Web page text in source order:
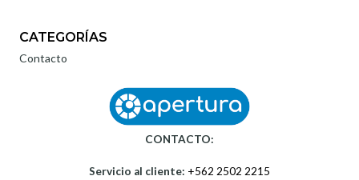
CATEGORÍAS
Contacto
CONTACTO:
Servicio al cliente: +562 2502 2215